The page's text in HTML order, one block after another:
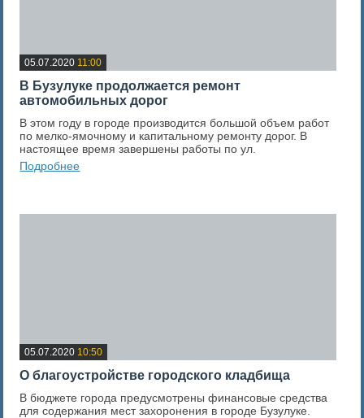
05.07.2020 11:00
В Бузулуке продолжается ремонт
автомобильных дорог
В этом году в городе производится большой объем работ
по мелко-ямочному и капитальному ремонту дорог. В
настоящее время завершены работы по ул.
Подробнее
05.07.2020 10:50
О благоустройстве городского кладбища
В бюджете города предусмотрены финансовые средства
для содержания мест захоронения в городе Бузулуке.